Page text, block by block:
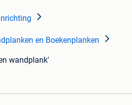
en Boekenplanken
wandplank'